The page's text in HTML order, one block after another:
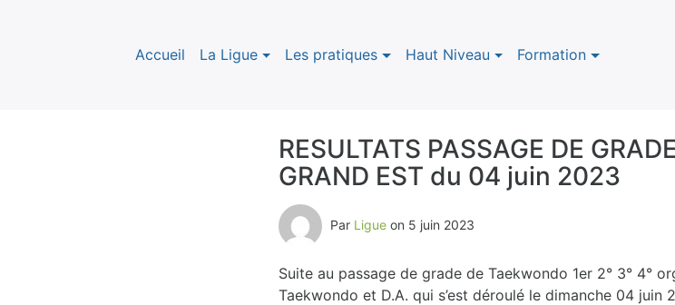
Accueil La Ligue Les pratiques Haut Niveau Formation
RESULTATS PASSAGE DE
GRAND EST du 04 juin 2023
Par Ligue on 5 juin 2023
Suite au passage de grade de Taekwondo 1er 2° 3° 4°
Taekwondo et D.A. qui s’est déroulé le dimanche 04 juin